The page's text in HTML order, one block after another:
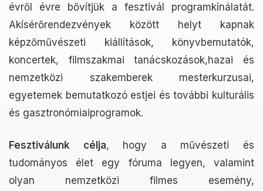
évről évre bővítjük a fesztivál programkínálatát.
Akísérőrendezvények között helyt kapnak
képzőművészeti kiállítások, könyvbemutatók,
koncertek, filmszakmai tanácskozások,hazai és
nemzetközi szakemberek mesterkurzusai,
egyetemek bemutatkozó estjei és további kulturális
és gasztronómiaiprogramok.
Fesztiválunk célja, hogy a művészeti és
tudományos élet egy fóruma legyen, valamint
olyan nemzetközi filmes esemény,